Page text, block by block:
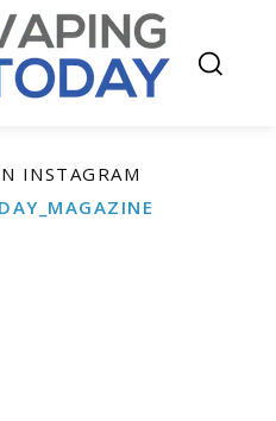
INSTAGRAM